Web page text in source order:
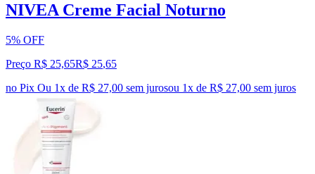
NIVEA Creme Facial Noturno
5% OFF
Preço R$ 25,65R$ 25,65
no Pix Ou 1x de R$ 27,00 sem jurosou 1x de R$ 27,00 sem juros